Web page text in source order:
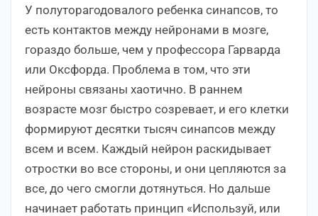
У полуторагодовалого ребенка синапсов, то
есть контактов между нейронами в мозге,
гораздо больше, чем у профессора Гарварда
или Оксфорда. Проблема в том, что эти
нейроны связаны хаотично. В раннем
возрасте мозг быстро созревает, и его клетки
формируют десятки тысяч синапсов между
всем и всем. Каждый нейрон раскидывает
отростки во все стороны, и они цепляются за
все, до чего смогли дотянуться. Но дальше
начинает работать принцип «Используй, или